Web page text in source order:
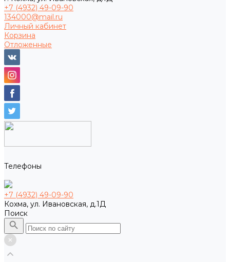
+7 (4932) 49-09-90
134000@mail.ru
Личный кабинет
Корзина
Отложенные
Телефоны
+7 (4932) 49-09-90
Кохма, ул. Ивановская, д.1Д
Поиск